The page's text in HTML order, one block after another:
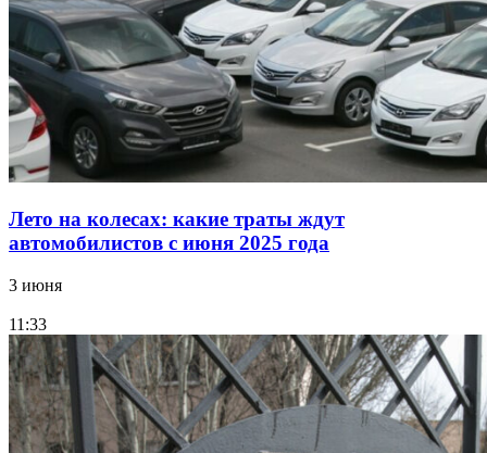
Лето на колесах: какие траты ждут
автомобилистов с июня 2025 года
3 июня
11:33